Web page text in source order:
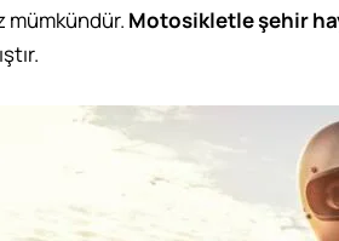
Motosikletle şehir